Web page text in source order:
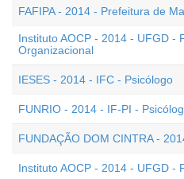
FAFIPA - 2014 - Prefeitura de
Instituto AOCP - 2014 - UFGD -
Organizacional
IESES - 2014 - IFC - Psicólogo
FUNRIO - 2014 - IF-PI -
FUNDAÇÃO DOM CINTRA -
Instituto AOCP - 2014 - UFGD -